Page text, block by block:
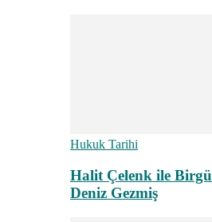
Hukuk Tarihi
Halit Çelenk ile
Deniz Gezmiş